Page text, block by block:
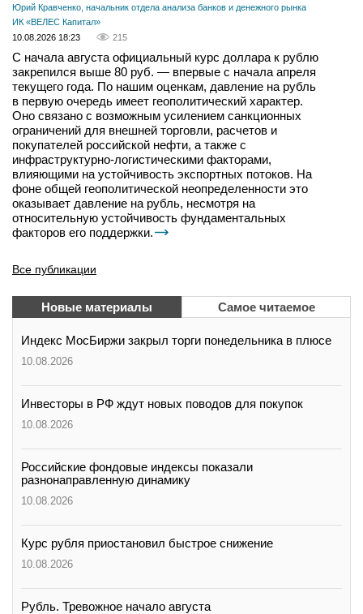
Юрий Кравченко, начальник отдела анализа банков и денежного рынка
ИК «ВЕЛЕС Капитал»
10.08.2026 18:23
215
С начала августа официальный курс доллара к рублю
закрепился выше 80 руб. — впервые с начала апреля
текущего года. По нашим оценкам, давление на рубль
в первую очередь имеет геополитический характер.
Оно связано с возможным усилением санкционных
ограничений для внешней торговли, расчетов и
покупателей российской нефти, а также с
инфраструктурно-логистическими факторами,
влияющими на устойчивость экспортных потоков. На
фоне общей геополитической неопределенности это
оказывает давление на рубль, несмотря на
относительную устойчивость фундаментальных
факторов его поддержки.
Все публикации
Новые материалы Самое читаемое
Индекс МосБиржи закрыл торги понедельника в плюсе
10.08.2026
Инвесторы в РФ ждут новых поводов для покупок
10.08.2026
Российские фондовые индексы показали
разнонаправленную динамику
10.08.2026
Курс рубля приостановил быстрое снижение
10.08.2026
Рубль. Тревожное начало августа